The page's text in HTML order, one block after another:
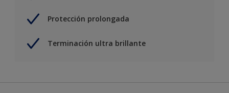
Protección prolongada
Terminación ultra brillante